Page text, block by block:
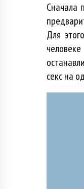
Сначала
Для
секс на